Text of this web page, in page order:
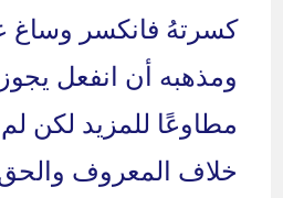
كسرتهُ فانكسر وساغ
ومذهبه أن انفعل
مطاوعًا للمزيد لكن لم
خلاف المعروف